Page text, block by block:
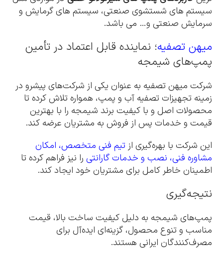
سیستم های شستشوی صنعتی، سیستم های گرمایش و
سرمایش صنعتی و… می باشد.
میهن تصفیه؛ نماینده قابل اعتماد در تأمین
پمپ‌های شیمجه
شرکت میهن تصفیه به عنوان یکی از شرکت‌های پیشرو در
زمینه تجهیزات تصفیه آب و پمپ، همواره تلاش کرده تا
محصولات اصل و با کیفیت برند شیمجه را با بهترین
قیمت و خدمات پس از فروش به مشتریان عرضه کند.
این شرکت با بهره‌گیری از تیم فنی متخصص، امکان
مشاوره فنی، نصب و خدمات گارانتی را نیز فراهم کرده تا
اطمینان خاطر کامل برای مشتریان خود ایجاد کند.
نتیجه‌گیری
پمپ‌های شیمجه به دلیل کیفیت ساخت بالا، قیمت
مناسب و تنوع محصول، گزینه‌ای ایده‌آل برای
مصرف‌کنندگان ایرانی هستند.